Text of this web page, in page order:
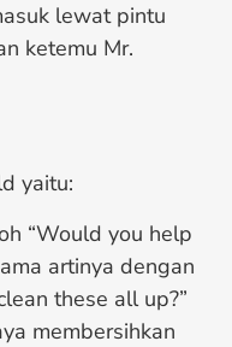
lewat pintu
ketemu Mr.
yaitu:
“Would you help
artinya dengan
these all up?”
membersihkan